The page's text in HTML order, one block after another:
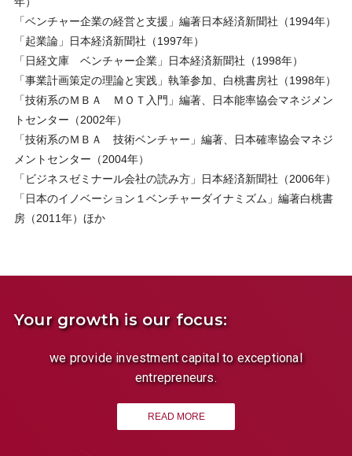
「ベンチャー企業の経営と支援」編著日本経済新聞社（1994年）
「起業論」日本経済新聞社（1997年）
「日経文庫 ベンチャー企業」日本経済新聞社（1998年）
「事業計画策定の理論と実践」執筆参加、白桃書房社（1998年）
「技術系のＭＢＡ ＭＯＴ入門」編著、日本能率協会マネジメン
トセンター（2002年）
「技術系のＭＢＡ 技術ベンチャー」編著、日本確率協会マネジ
メントセンター（2004年）
「ビジネスゼミナール会社の読み方」日本経済新聞社（2006年）
「日本のイノベーション１ベンチャーダイナミズム」編著白桃書
房（2011年）ほか
Your growth is our focus:
we provide investment capital to exceptional
entrepreneurs.
READ MORE